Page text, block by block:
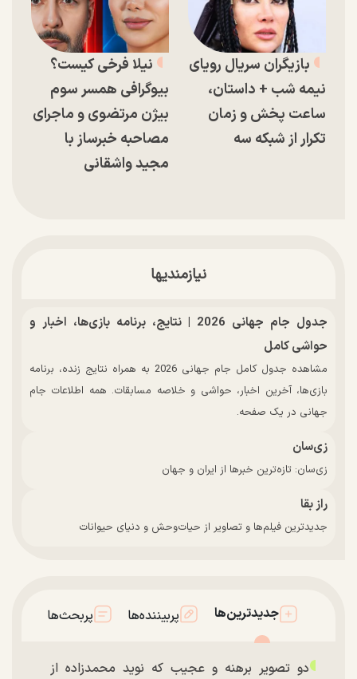
بازیگران سریال رویای
نیمه شب + داستان،
ساعت پخش و زمان
تکرار از شبکه سه
نیلا فرخی کیست؟
بیوگرافی همسر سوم
بیژن مرتضوی و ماجرای
مصاحبه خبرساز با
مجید واشقانی
نیازمندیها
جدول جام جهانی 2026 | نتایج، برنامه بازی‌ها، اخبار و
حواشی کامل
مشاهده جدول کامل جام جهانی 2026 به همراه نتایج زنده، برنامه
بازی‌ها، آخرین اخبار، حواشی و خلاصه مسابقات. همه اطلاعات جام
جهانی در یک صفحه.
زی‌سان
زی‌سان: تازه‌ترین خبرها از ایران و جهان
راز بقا
جدیدترین فیلم‌ها و تصاویر از حیات‌وحش و دنیای حیوانات
جدیدترین‌ها پربیننده‌ها پربحث‌ها
دو تصویر برهنه و عجیب که نوید محمدزاده از